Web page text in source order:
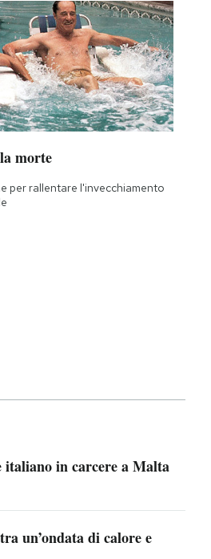
morte
per rallentare l'invecchiamento
in carcere a Malta
un’ondata di calore e